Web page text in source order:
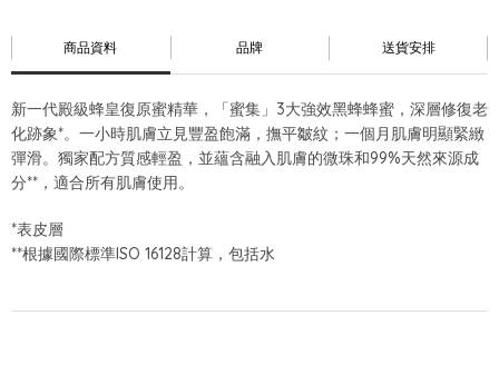
商品資料 品牌 送貨安排
新一代殿級蜂皇復原蜜精華，「蜜集」3大強效黑蜂蜂蜜，深層修復老
化跡象*。一小時肌膚立見豐盈飽滿，撫平皺紋；一個月肌膚明顯緊緻
彈滑。獨家配方質感輕盈，並蘊含融入肌膚的微珠和99%天然來源成
分**，適合所有肌膚使用。
*表皮層
**根據國際標準ISO 16128計算，包括水